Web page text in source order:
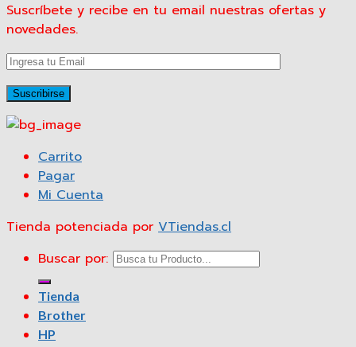
Suscríbete y recibe en tu email nuestras ofertas y
novedades.
Carrito
Pagar
Mi Cuenta
Tienda potenciada por VTiendas.cl
Buscar por:
Tienda
Brother
HP